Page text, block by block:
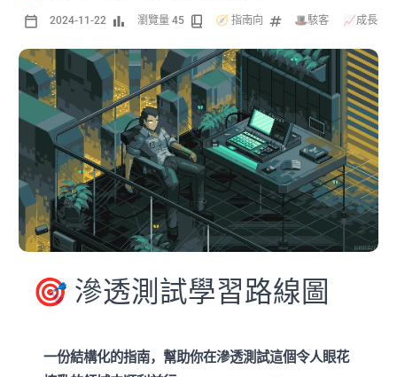
2024-11-22 瀏覽量 45 🧭 指南向 🎩駭客 📈成長
🎯 滲透測試學習路線圖
一份結構化的指南，幫助你在滲透測試這個令人眼花